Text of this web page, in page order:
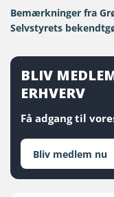
Bemærkninger fra
Selvstyrets
BLIV
ERHVERV
Få adgang til
Bliv medlem nu